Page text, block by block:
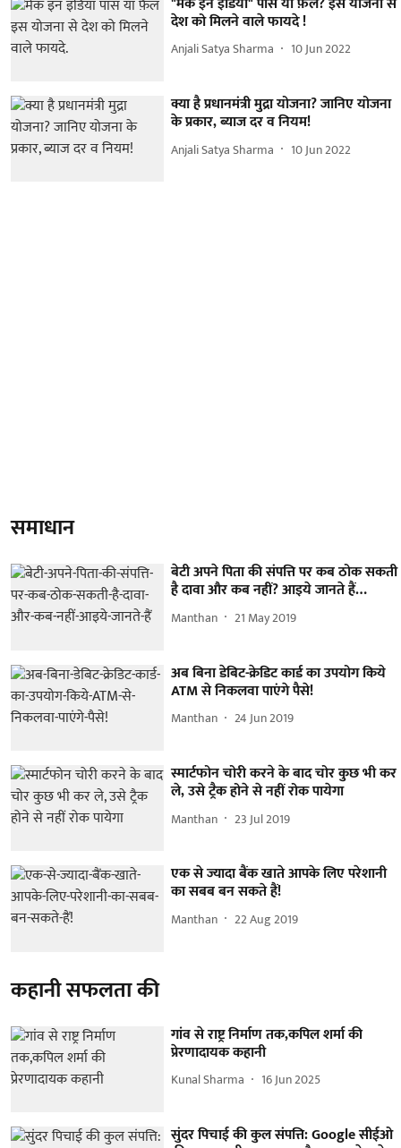
देश को मिलने वाले फायदे !
Anjali Satya Sharma 10 Jun 2022
क्या है प्रधानमंत्री मुद्रा योजना? जानिए योजना
के प्रकार, ब्याज दर व नियम!
Anjali Satya Sharma 10 Jun 2022
समाधान
बेटी अपने पिता की संपत्ति पर कब ठोक सकती
है दावा और कब नहीं? आइये जानते हैं…
Manthan 21 May 2019
अब बिना डेबिट-क्रेडिट कार्ड का उपयोग किये
ATM से निकलवा पाएंगे पैसे!
Manthan 24 Jun 2019
स्मार्टफोन चोरी करने के बाद चोर कुछ भी कर
ले, उसे ट्रैक होने से नहीं रोक पायेगा
Manthan 23 Jul 2019
एक से ज्यादा बैंक खाते आपके लिए परेशानी
का सबब बन सकते हैं!
Manthan 22 Aug 2019
कहानी सफलता की
गांव से राष्ट्र निर्माण तक,कपिल शर्मा की
प्रेरणादायक कहानी
Kunal Sharma 16 Jun 2025
सुंदर पिचाई की कुल संपत्ति: Google सीईओ